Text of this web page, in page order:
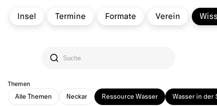
Insel Termine Formate Verein
Themen
Alle Themen Neckar Ressource Wasser Wasser in der